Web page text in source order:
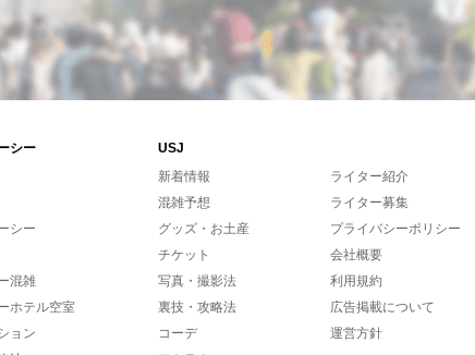
シー
USJ
シー
混雑
ホテル空室
ョン
新着情報
混雑予想
グッズ・お土産
チケット
写真・撮影法
裏技・攻略法
コーデ
ライター紹介
ライター募集
プライバシーポリシー
会社概要
利用規約
広告掲載について
運営方針